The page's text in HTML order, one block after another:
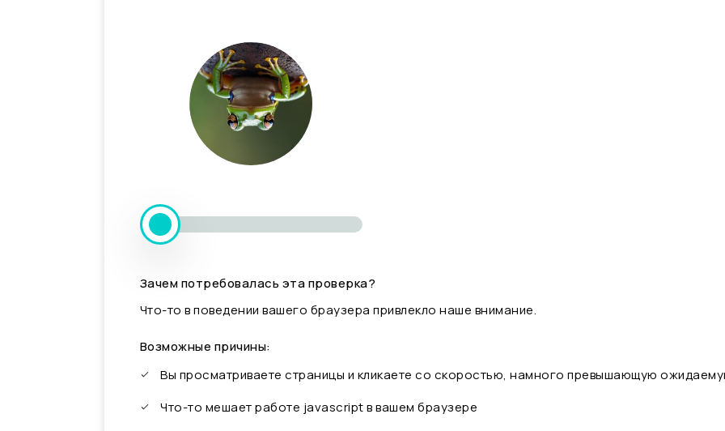
Зачем потребовалась эта проверка?
Что-то в поведении вашего браузера привлекло наше внимание.
Возможные причины:
Вы просматриваете страницы и кликаете со скоростью, намного превышающую
Что-то мешает работе javascript в вашем браузере